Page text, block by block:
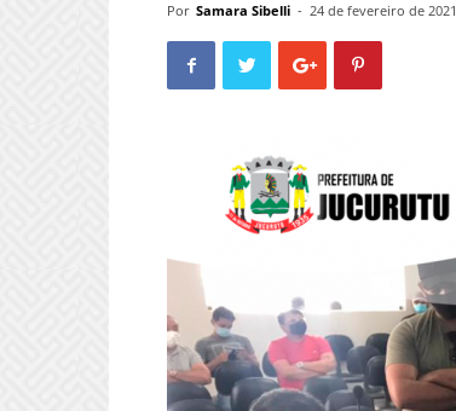
Por Samara Sibelli - 24 de fevereiro de 2021